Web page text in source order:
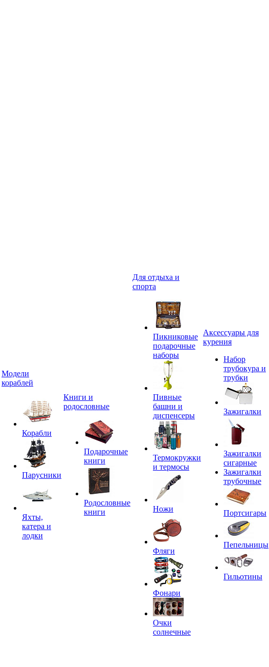
Модели
кораблей
Корабли
Парусники
Яхты,
катера и
лодки
Книги и
родословные
Подарочные
книги
Родословные
книги
Для отдыха и
спорта
Пикниковые
подарочные
наборы
Пивные
башни и
диспенсеры
Термокружки
и термосы
Ножи
Фляги
Фонари
Очки
солнечные
Аксессуары для
курения
Набор
трубокура и
трубки
Зажигалки
Зажигалки
сигарные
Зажигалки
трубочные
Портсигары
Пепельницы
Гильотины